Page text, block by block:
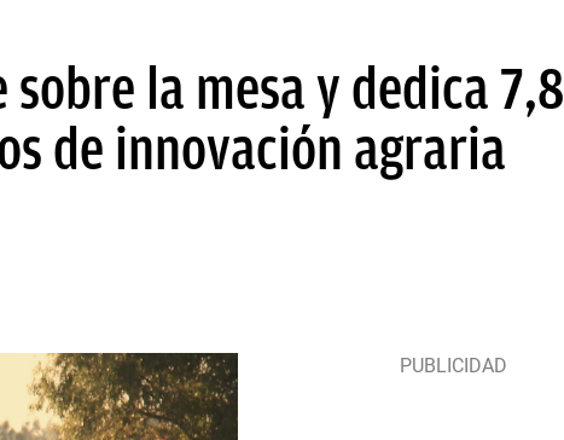
la mesa y dedica 7,8
de innovación agraria